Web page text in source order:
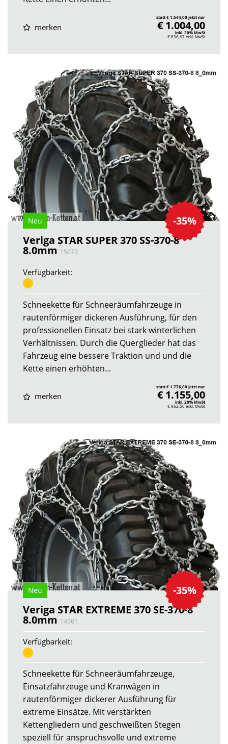
merken
statt € 1.544,00 jetzt nur
€ 1.004,00
inkl. 20% MwSt
€ 836,67exkl. MwSt
-35%
Neu
Veriga STAR SUPER 370 SS-370-8
8.0mm 15073
Verfügbarkeit:
Schneekette für Schneeräumfahrzeuge in
rautenförmiger dickeren Ausführung, für den
professionellen Einsatz bei stark winterlichen
Verhältnissen. Durch die Querglieder hat das
Fahrzeug eine bessere Traktion und und die
Kette einen erhöhten...
merken
statt € 1.776,00 jetzt nur
€ 1.155,00
inkl. 20% MwSt
€ 962,50exkl. MwSt
-35%
Neu
Veriga STAR EXTREME 370 SE-370-8
8.0mm 14961
Verfügbarkeit:
Schneekette für Schneeräumfahrzeuge,
Einsatzfahrzeuge und Kranwägen in
rautenförmiger dickerer Ausführung für
extreme Einsätze. Mit verstärkten
Kettengliedern und geschweißten Stegen
speziell für anspruchsvolle und extreme